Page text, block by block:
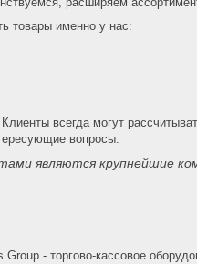
товары именно у нас:
всегда могут
вопросы.
являются крупнейшие
Group - торгово-кассовое